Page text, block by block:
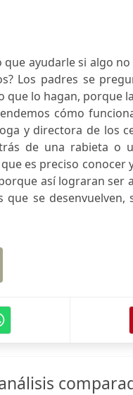
ayudarle si algo no
Los padres se
que lo hagan, porque
cómo
y directora de los
de una rabieta o
es preciso conocer
así lograran ser
se desenvuelven,